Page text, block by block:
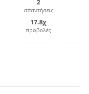
2
απαντήσεις
17.8χ
προβολές